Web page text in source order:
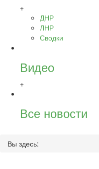
+
ДНР
ЛНР
Сводки
Видео
+
Все новости
Вы здесь: